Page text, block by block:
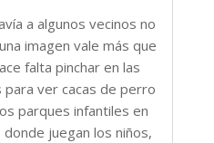
a algunos vecinos no
imagen vale más que
falta pinchar en las
ver cacas de perro
parques infantiles en
juegan los niños,